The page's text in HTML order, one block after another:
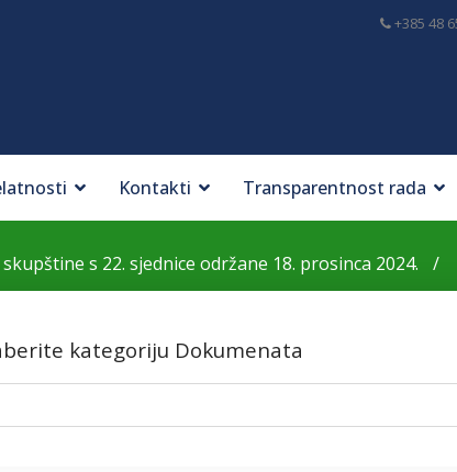
+385 48
Kontakti Transparentnost rada
s 22. sjednice održane 18. prosinca 2024.
kategoriju Dokumenata